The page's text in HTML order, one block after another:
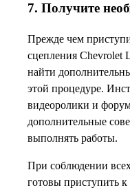
7. Получите
Прежде чем
сцепления Chevrolet
найти
этой процедуре.
видеоролики и
дополнительные
выполнять работы.
При соблюдении
готовы приступить